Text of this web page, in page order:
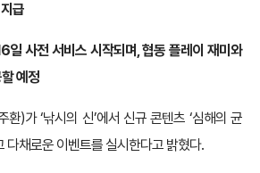
급
일 사전 서비스 시작되며, 협동 플레이 재미와
예정
환)가 ‘낚시의 신’에서 신규 콘텐츠 ‘심해의 균
다채로운 이벤트를 실시한다고 밝혔다.